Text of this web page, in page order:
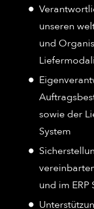
unseren
und
sowie der
System
und im